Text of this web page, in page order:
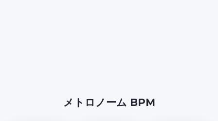
メトロノーム BPM